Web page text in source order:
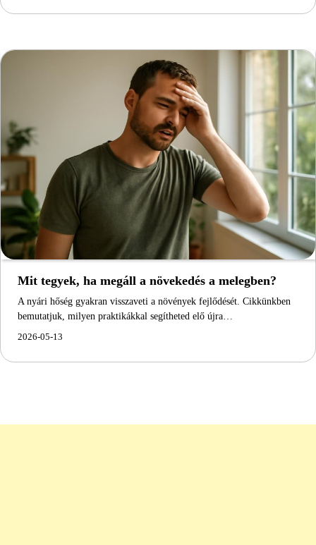
Mit tegyek, ha megáll a növekedés a melegben?
A nyári hőség gyakran visszaveti a növények fejlődését. Cikkünkben
bemutatjuk, milyen praktikákkal segítheted elő újra…
2026-05-13